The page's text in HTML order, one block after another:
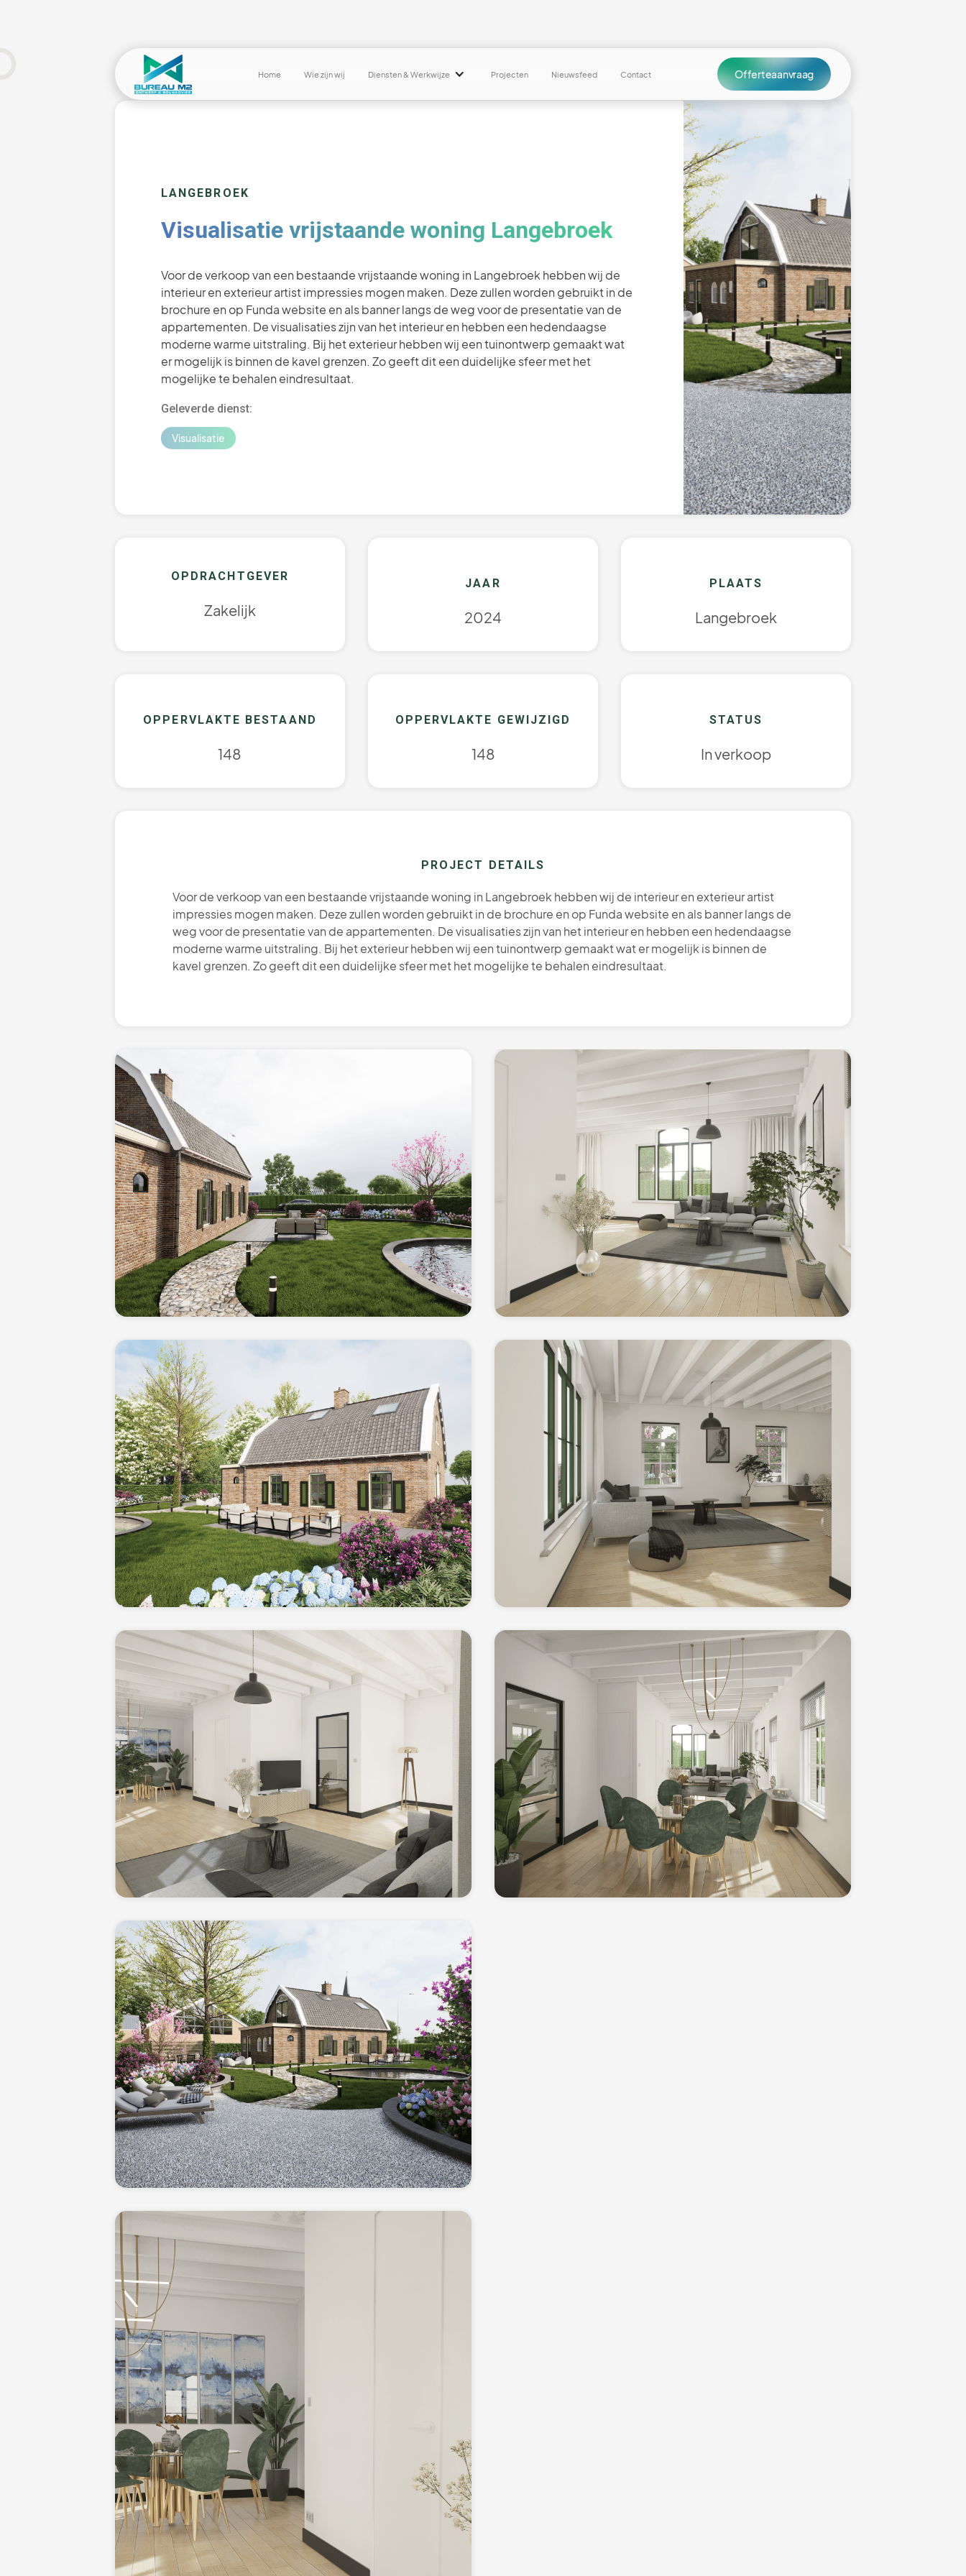
Home Wie zijn wij Diensten & Werkwijze Projecten Nieuwsfeed Contact Offerteaanvraag
LANGEBROEK
Visualisatie vrijstaande woning Langebroek
Voor de verkoop van een bestaande vrijstaande woning in Langebroek hebben wij de
interieur en exterieur artist impressies mogen maken. Deze zullen worden gebruikt in de
brochure en op Funda website en als banner langs de weg voor de presentatie van de
appartementen. De visualisaties zijn van het interieur en hebben een hedendaagse
moderne warme uitstraling. Bij het exterieur hebben wij een tuinontwerp gemaakt wat
er mogelijk is binnen de kavel grenzen. Zo geeft dit een duidelijke sfeer met het
mogelijke te behalen eindresultaat.‍
Geleverde dienst:
Visualisatie
OPDRACHTGEVER
Zakelijk
JAAR
2024
PLAATS
Langebroek
OPPERVLAKTE BESTAAND
148
OPPERVLAKTE GEWIJZIGD
148
STATUS
In verkoop
PROJECT DETAILS
Voor de verkoop van een bestaande vrijstaande woning in Langebroek hebben wij de interieur en exterieur artist
impressies mogen maken. Deze zullen worden gebruikt in de brochure en op Funda website en als banner langs de
weg voor de presentatie van de appartementen. De visualisaties zijn van het interieur en hebben een hedendaagse
moderne warme uitstraling. Bij het exterieur hebben wij een tuinontwerp gemaakt wat er mogelijk is binnen de
kavel grenzen. Zo geeft dit een duidelijke sfeer met het mogelijke te behalen eindresultaat.‍